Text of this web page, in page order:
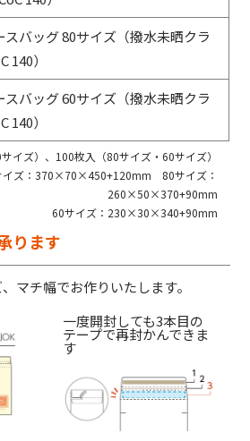
スバッグ 80サイズ（撥水未晒クラ
140）
スバッグ 60サイズ（撥水未晒クラ
140）
イズ）、100枚入（80サイズ・60サイズ）
イズ：370×70×450+120mm 80サイズ：
260×50×370+90mm
60サイズ：230×30×340+90mm
ります
マチ幅でお作りいたします。
一度開封しても3本目の
テープで再封かんできま
す